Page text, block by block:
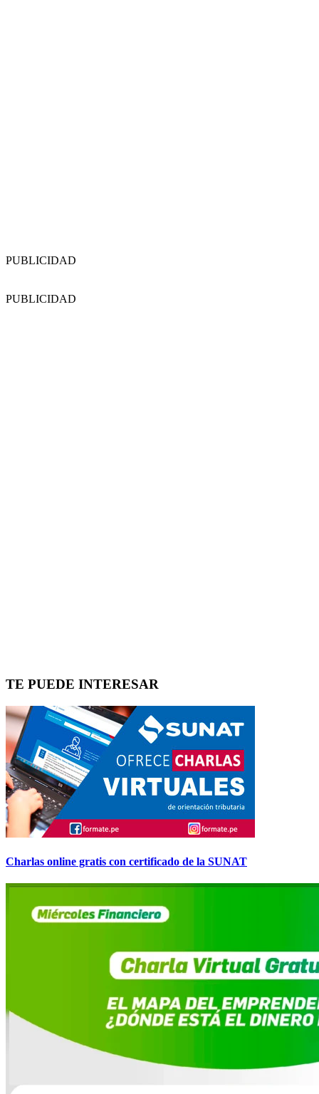
PUBLICIDAD
PUBLICIDAD
TE PUEDE INTERESAR
Charlas online gratis con certificado de la SUNAT